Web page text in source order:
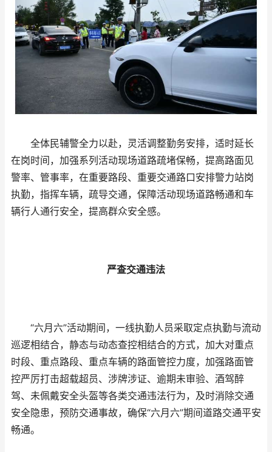
全体民辅警全力以赴，灵活调整勤务安排，适时延长
在岗时间，加强系列活动现场道路疏堵保畅，提高路面见
警率、管事率，在重要路段、重要交通路口安排警力站岗
执勤，指挥车辆，疏导交通，保障活动现场道路畅通和车
辆行人通行安全，提高群众安全感。
严查交通违法
“六月六”活动期间，一线执勤人员采取定点执勤与流动
巡逻相结合，静态与动态查控相结合的方式，加大对重点
时段、重点路段、重点车辆的路面管控力度，加强路面管
控严厉打击超载超员、涉牌涉证、逾期未审验、酒驾醉
驾、未佩戴安全头盔等各类交通违法行为，及时消除交通
安全隐患，预防交通事故，确保“六月六”期间道路交通平安
畅通。